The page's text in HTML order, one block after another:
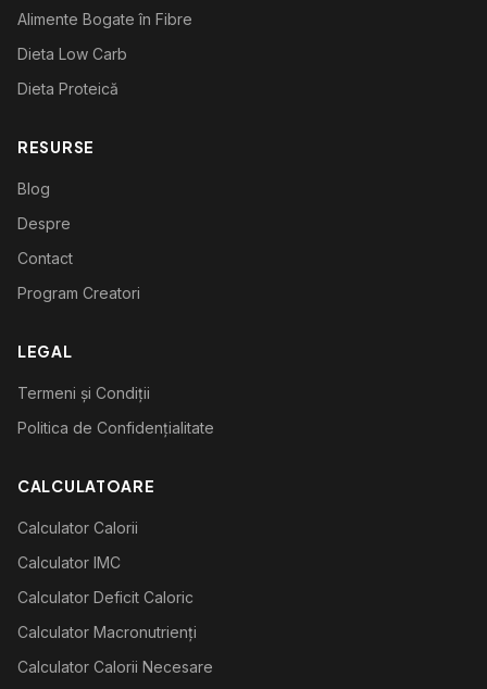
Alimente Bogate în Fibre
Dieta Low Carb
Dieta Proteică
RESURSE
Blog
Despre
Contact
Program Creatori
LEGAL
Termeni și Condiții
Politica de Confidențialitate
CALCULATOARE
Calculator Calorii
Calculator IMC
Calculator Deficit Caloric
Calculator Macronutrienți
Calculator Calorii Necesare